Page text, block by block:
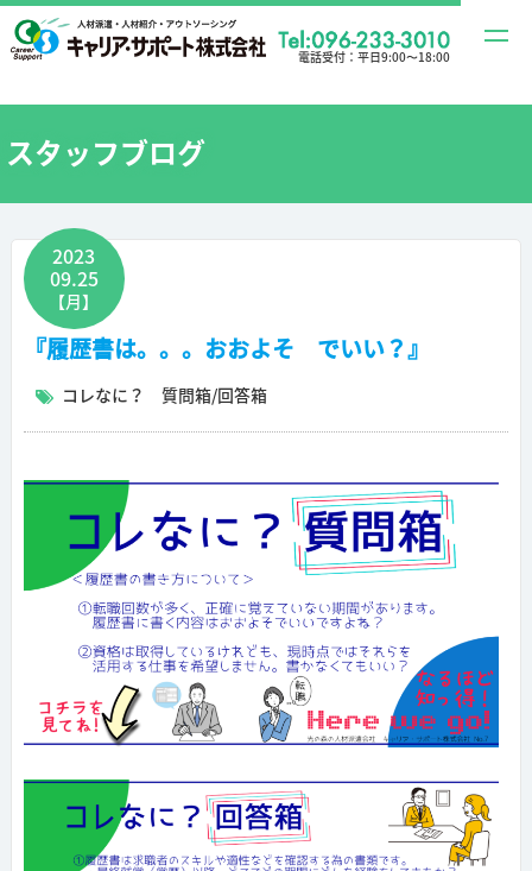
t
g
e
o
電話受付：平日9:00〜18:00
スタッフブログ
2023
09.25
【月】
『履歴書は。。。おおよそ でいい？』
コレなに？ 質問箱/回答箱